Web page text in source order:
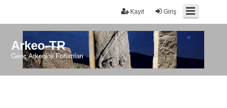
Giriş
Kayıt
Arkeo-TR
Genç Arkeoloji Forumları